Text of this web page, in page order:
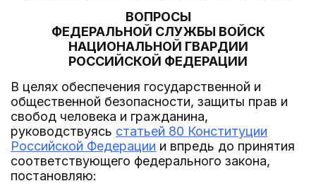
ВОПРОСЫ
ФЕДЕРАЛЬНОЙ СЛУЖБЫ ВОЙСК
НАЦИОНАЛЬНОЙ ГВАРДИИ
РОССИЙСКОЙ ФЕДЕРАЦИИ
В целях обеспечения государственной и
общественной безопасности, защиты прав и
свобод человека и гражданина,
руководствуясь статьей 80 Конституции
Российской Федерации и впредь до принятия
соответствующего федерального закона,
постановляю: